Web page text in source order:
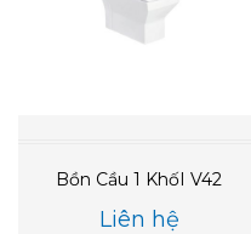
Bồn Cầu 1 KhốI V42
Liên hệ